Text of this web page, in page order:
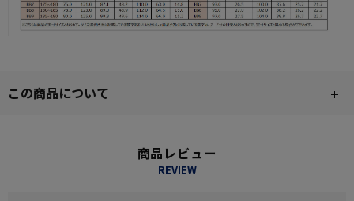
この商品について
商品レビュー
REVIEW